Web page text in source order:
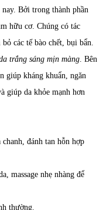
Bởi trong thành phần
hữu cơ. Chúng có tác
các tế bào chết, bụi bẩn.
trắng sáng mịn màng. Bên
giúp kháng khuẩn, ngăn
giúp da khỏe mạnh hơn
đánh tan hỗn hợp
massage nhẹ nhàng để
thường.